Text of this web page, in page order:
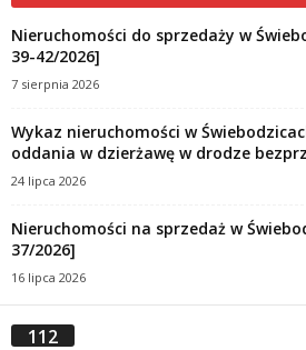
Nieruchomości do sprzedaży w
39-42/2026]
7 sierpnia 2026
Wykaz nieruchomości w
oddania w dzierżawę w drodze
24 lipca 2026
Nieruchomości na sprzedaż w
37/2026]
16 lipca 2026
112